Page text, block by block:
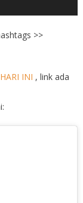
>>
HARI INI , link ada